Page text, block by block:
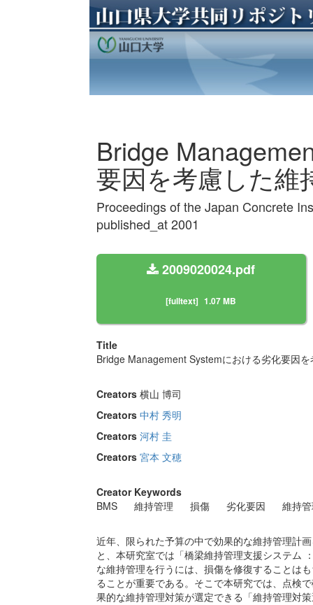
Bridge
要因を考慮した維
Proceedings of the Japan Concrete
published_at 2001
2009020024.pdf
[fulltext] 1.07 MB
Title
Bridge Management Systemにおける劣化要因
Creators 横山 博司
Creators 中村 秀明
Creators 河村 圭
Creators 宮本 文穂
Creator Keywords
BMS
維持管理 損傷 劣化要因 維持
近年、限られた予算の中で効果的な維持管理計
と、本研究室では「橋梁維持管理支援システム
な維持管理を行うには、損傷を修復することは
ることが重要である。そこで本研究では、点検
果的な維持管理対策が選定できる「維持管理対